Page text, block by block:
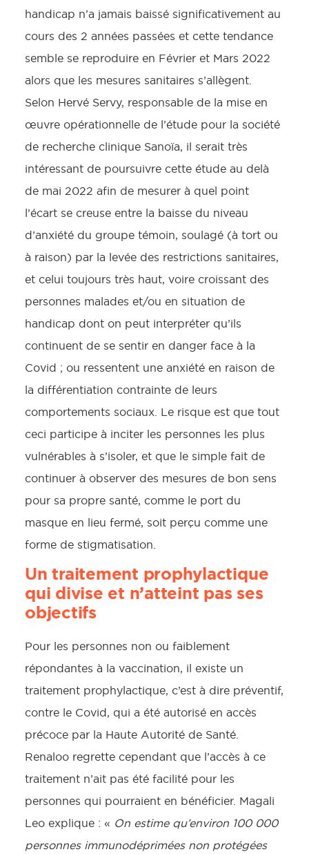
handicap n’a jamais baissé significativement au
cours des 2 années passées et cette tendance
semble se reproduire en Février et Mars 2022
alors que les mesures sanitaires s’allègent.
Selon Hervé Servy, responsable de la mise en
œuvre opérationnelle de l’étude pour la société
de recherche clinique Sanoïa, il serait très
intéressant de poursuivre cette étude au delà
de mai 2022 afin de mesurer à quel point
l’écart se creuse entre la baisse du niveau
d’anxiété du groupe témoin, soulagé (à tort ou
à raison) par la levée des restrictions sanitaires,
et celui toujours très haut, voire croissant des
personnes malades et/ou en situation de
handicap dont on peut interpréter qu’ils
continuent de se sentir en danger face à la
Covid ; ou ressentent une anxiété en raison de
la différentiation contrainte de leurs
comportements sociaux. Le risque est que tout
ceci participe à inciter les personnes les plus
vulnérables à s’isoler, et que le simple fait de
continuer à observer des mesures de bon sens
pour sa propre santé, comme le port du
masque en lieu fermé, soit perçu comme une
forme de stigmatisation.
Un traitement prophylactique
qui divise et n’atteint pas ses
objectifs
Pour les personnes non ou faiblement
répondantes à la vaccination, il existe un
traitement prophylactique, c’est à dire préventif,
contre le Covid, qui a été autorisé en accès
précoce par la Haute Autorité de Santé.
Renaloo regrette cependant que l’accès à ce
traitement n’ait pas été facilité pour les
personnes qui pourraient en bénéficier. Magali
Leo explique : « On estime qu’environ 100 000
personnes immunodéprimées non protégées